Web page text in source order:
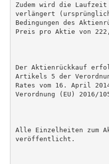
Zudem wird die Laufzeit
verlängert
Bedingungen des
Preis pro Aktie von
Der Aktienrückkauf
Artikels 5 der
Rates vom 16. April
Verordnung (EU) 2016/
Alle Einzelheiten zum
veröffentlicht.